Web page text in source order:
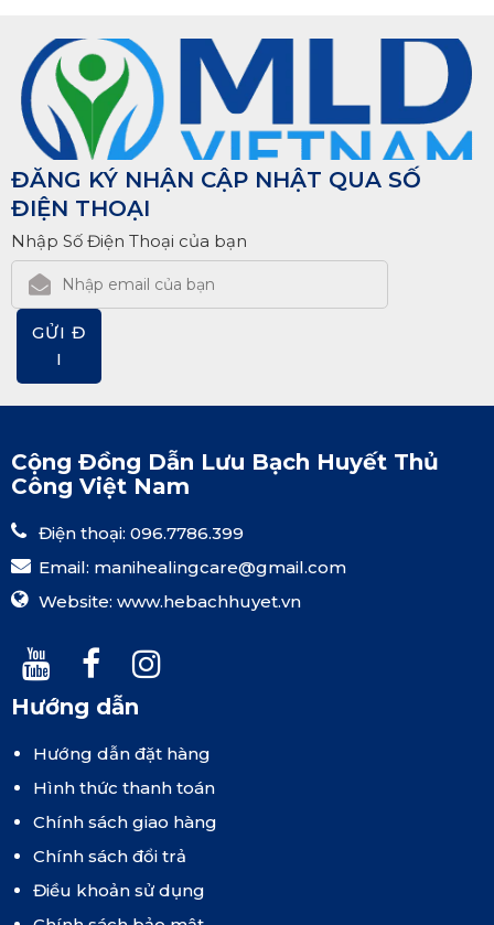
ĐĂNG KÝ NHẬN CẬP NHẬT QUA SỐ
ĐIỆN THOẠI
Nhập Số Điện Thoại của bạn
GỬI Đ
I
Cộng Đồng Dẫn Lưu Bạch Huyết Thủ
Công Việt Nam
Điện thoại: 096.7786.399
Email: manihealingcare@gmail.com
Website: www.hebachhuyet.vn
Hướng dẫn
Hướng dẫn đặt hàng
Hình thức thanh toán
Chính sách giao hàng
Chính sách đổi trả
Điều khoản sử dụng